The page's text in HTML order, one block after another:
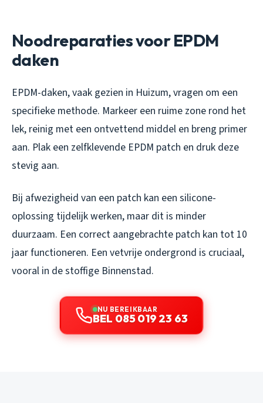
Noodreparaties voor EPDM
daken
EPDM-daken, vaak gezien in Huizum, vragen om een
specifieke methode. Markeer een ruime zone rond het
lek, reinig met een ontvettend middel en breng primer
aan. Plak een zelfklevende EPDM patch en druk deze
stevig aan.
Bij afwezigheid van een patch kan een silicone-
oplossing tijdelijk werken, maar dit is minder
duurzaam. Een correct aangebrachte patch kan tot 10
jaar functioneren. Een vetvrije ondergrond is cruciaal,
vooral in de stoffige Binnenstad.
NU BEREIKBAAR
BEL 085 019 23 63